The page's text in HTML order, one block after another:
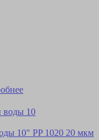
10" PP 1020 20 мкм